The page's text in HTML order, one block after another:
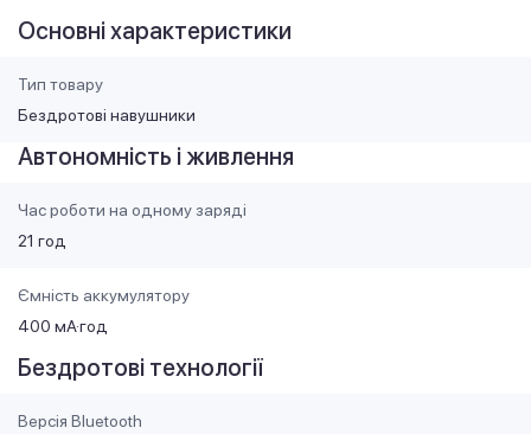
Основні характеристики
Тип товару
Бездротові навушники
Автономність і живлення
Час роботи на одному заряді
21 год
Ємність аккумулятору
400 мА·год
Бездротові технології
Версія Bluetooth